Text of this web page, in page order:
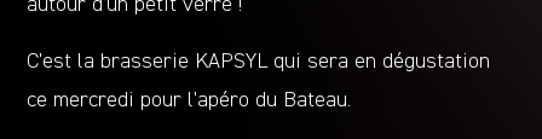
C’est la brasserie KAPSYL qui sera en dégustation
ce mercredi pour l’apéro du Bateau.